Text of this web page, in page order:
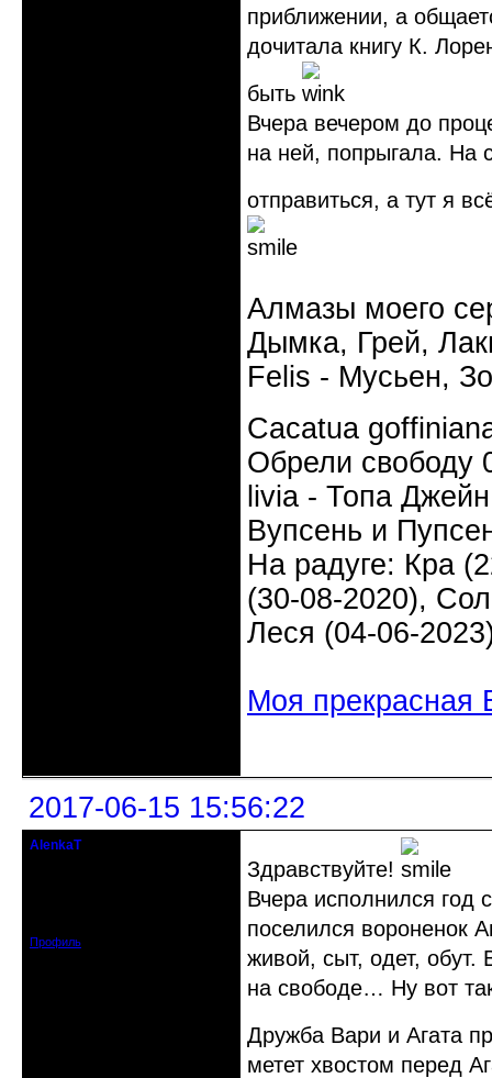
приближении, а
дочитала книгу К.
быть
Вчера вечером до
на ней, попрыгала. На
отправиться, а тут я
Алмазы моего
Дымка, Грей,
Felis - Мусьен,
Cacatua
Обрели свободу
livia - Топа
Вупсень и
На радуге: Кра
(30-08-2020),
Леся (04-06-
Моя прекрасная
2017-06-15 15:56:22
AlenkaT
Профиль
Здравствуйте!
Вчера исполнился год
поселился вороненок
живой, сыт, одет, обут.
на свободе… Ну вот
Дружба Вари и Агата
метет хвостом перед